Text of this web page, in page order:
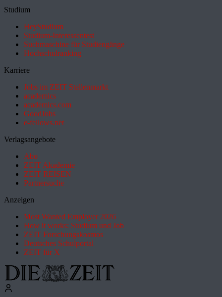
Studium
HeyStudium
Studium-Interessentest
Suchmaschine für Studiengänge
Hochschulranking
Karriere
Jobs im ZEIT Stellenmarkt
academics
academics.com
GoodJobs
e-fellows.net
Verlagsangebote
Abo
ZEIT Akademie
ZEIT REISEN
Partnersuche
Anzeigen
Most Wanted Employer 2026
How it works: Studium und Job
ZEIT Forschungskosmos
Deutsches Schulportal
ZEIT für X